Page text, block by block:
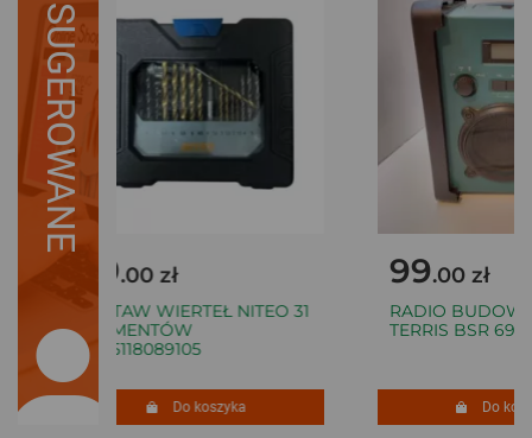
SUGEROWANE
.00 zł
ZESTAW WIERTEŁ NITEO 31
ELEMENTÓW
5905118089105
Do koszyka
99.00 zł
RADIO
TERRIS BSR 691
Do